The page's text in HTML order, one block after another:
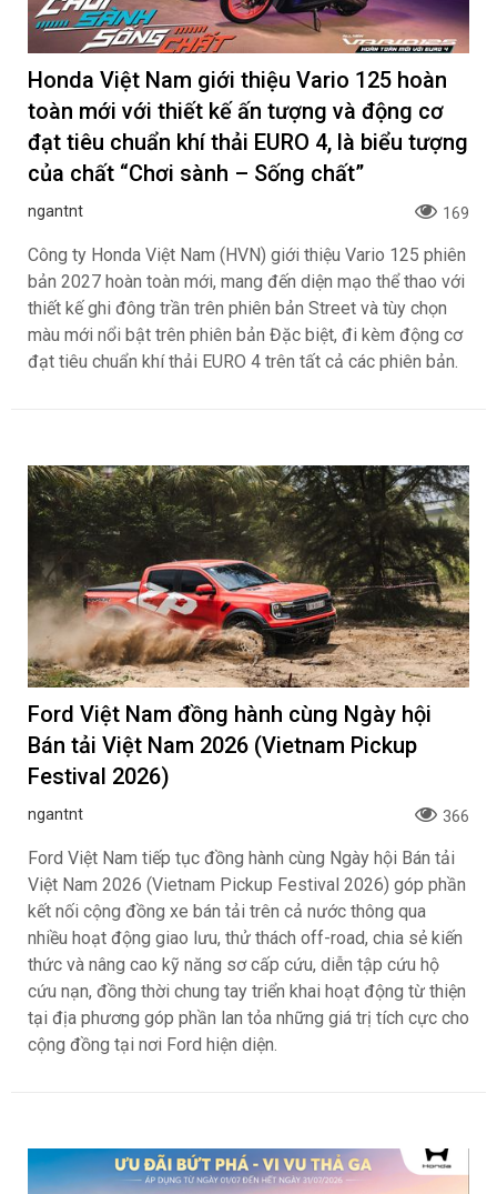
Honda Việt Nam giới thiệu Vario 125 hoàn
toàn mới với thiết kế ấn tượng và động cơ
đạt tiêu chuẩn khí thải EURO 4, là biểu tượng
của chất “Chơi sành – Sống chất”
ngantnt 169
Công ty Honda Việt Nam (HVN) giới thiệu Vario 125 phiên
bản 2027 hoàn toàn mới, mang đến diện mạo thể thao với
thiết kế ghi đông trần trên phiên bản Street và tùy chọn
màu mới nổi bật trên phiên bản Đặc biệt, đi kèm động cơ
đạt tiêu chuẩn khí thải EURO 4 trên tất cả các phiên bản.
Ford Việt Nam đồng hành cùng Ngày hội
Bán tải Việt Nam 2026 (Vietnam Pickup
Festival 2026)
ngantnt 366
Ford Việt Nam tiếp tục đồng hành cùng Ngày hội Bán tải
Việt Nam 2026 (Vietnam Pickup Festival 2026) góp phần
kết nối cộng đồng xe bán tải trên cả nước thông qua
nhiều hoạt động giao lưu, thử thách off-road, chia sẻ kiến
thức và nâng cao kỹ năng sơ cấp cứu, diễn tập cứu hộ
cứu nạn, đồng thời chung tay triển khai hoạt động từ thiện
tại địa phương góp phần lan tỏa những giá trị tích cực cho
cộng đồng tại nơi Ford hiện diện.